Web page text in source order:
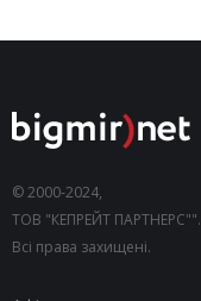
© 2000-2024,
ТОВ "КЕПРЕЙТ ПАРТНЕРС"".
Всі права захищені.